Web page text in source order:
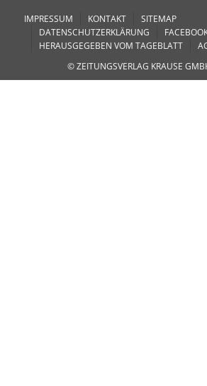
IMPRESSUM KONTAKT
SITEMAP
DATENSCHUTZERKLÄRUNG
HERAUSGEGEBEN VOM TAGEBLATT
© ZEITUNGSVERLAG KRAUSE